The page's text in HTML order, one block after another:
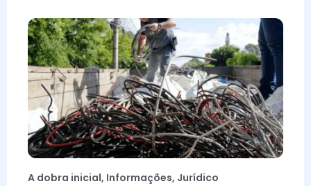
A dobra inicial, Informações, Jurídico